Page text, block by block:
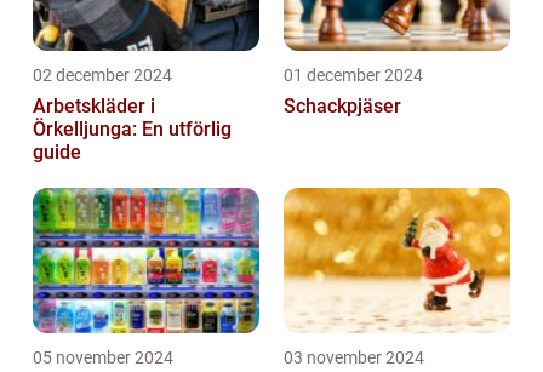
02 december 2024
Arbetskläder i
Örkelljunga: En utförlig
guide
01 december 2024
Schackpjäser
05 november 2024 03 november 2024